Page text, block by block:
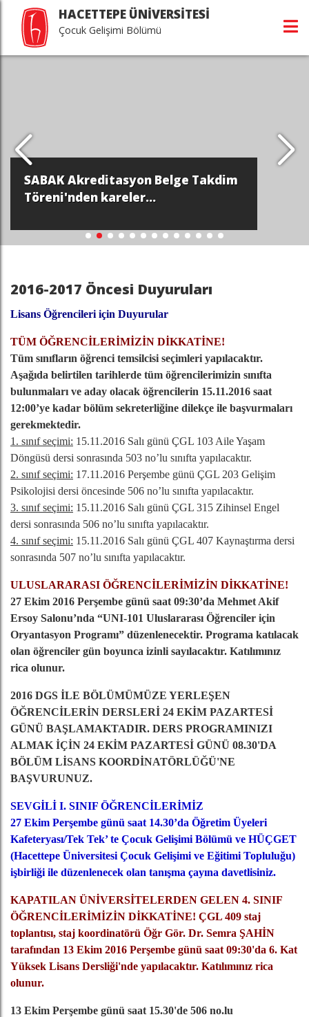
HACETTEPE ÜNİVERSİTESİ
Çocuk Gelişimi Bölümü
SABAK Akreditasyon Belge Takdim
Töreni'nden kareler...
2016-2017 Öncesi Duyuruları
Lisans Öğrencileri için Duyurular
TÜM ÖĞRENCİLERİMİZİN DİKKATİNE!
Tüm sınıfların öğrenci temsilcisi seçimleri yapılacaktır.
Aşağıda belirtilen tarihlerde tüm öğrencilerimizin sınıfta
bulunmaları ve aday olacak öğrencilerin 15.11.2016 saat
12:00’ye kadar bölüm sekreterliğine dilekçe ile başvurmaları
gerekmektedir.
1. sınıf seçimi: 15.11.2016 Salı günü ÇGL 103 Aile Yaşam
Döngüsü dersi sonrasında 503 no’lu sınıfta yapılacaktır.
2. sınıf seçimi: 17.11.2016 Perşembe günü ÇGL 203 Gelişim
Psikolojisi dersi öncesinde 506 no’lu sınıfta yapılacaktır.
3. sınıf seçimi: 15.11.2016 Salı günü ÇGL 315 Zihinsel Engel
dersi sonrasında 506 no’lu sınıfta yapılacaktır.
4. sınıf seçimi: 15.11.2016 Salı günü ÇGL 407 Kaynaştırma dersi
sonrasında 507 no’lu sınıfta yapılacaktır.
ULUSLARARASI ÖĞRENCİLERİMİZİN DİKKATİNE!
27 Ekim 2016 Perşembe günü saat 09:30’da Mehmet Akif
Ersoy Salonu’nda “UNI-101 Uluslararası Öğrenciler için
Oryantasyon Programı” düzenlenecektir. Programa katılacak
olan öğrenciler gün boyunca izinli sayılacaktır. Katılımınız
rica olunur.
2016 DGS İLE BÖLÜMÜMÜZE YERLEŞEN
ÖĞRENCİLERİN DERSLERİ 24 EKİM PAZARTESİ
GÜNÜ BAŞLAMAKTADIR. DERS PROGRAMINIZI
ALMAK İÇİN 24 EKİM PAZARTESİ GÜNÜ 08.30'DA
BÖLÜM LİSANS KOORDİNATÖRLÜĞÜ'NE
BAŞVURUNUZ.
SEVGİLİ I. SINIF ÖĞRENCİLERİMİZ
27 Ekim Perşembe günü saat 14.30’da Öğretim Üyeleri
Kafeteryası/Tek Tek’ te Çocuk Gelişimi Bölümü ve HÜÇGET
(Hacettepe Üniversitesi Çocuk Gelişimi ve Eğitimi Topluluğu)
işbirliği ile düzenlenecek olan tanışma çayına davetlisiniz.
KAPATILAN ÜNİVERSİTELERDEN GELEN 4. SINIF
ÖĞRENCİLERİMİZİN DİKKATİNE! ÇGL 409 staj
toplantısı, staj koordinatörü Öğr Gör. Dr. Semra ŞAHİN
tarafından 13 Ekim 2016 Perşembe günü saat 09:30'da 6. Kat
Yüksek Lisans Dersliği'nde yapılacaktır. Katılımınız rica
olunur.
13 Ekim Perşembe günü saat 15.30'de 506 no.lu